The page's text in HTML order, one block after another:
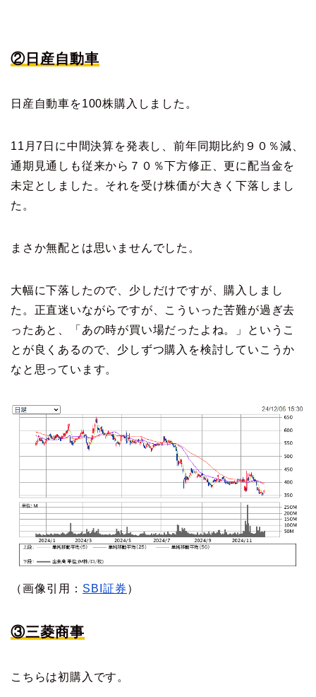
②日産自動車
日産自動車を100株購入しました。
11月7日に中間決算を発表し、前年同期比約９０％減、
通期見通しも従来から７０％下方修正、更に配当金を
未定としました。それを受け株価が大きく下落しまし
た。
まさか無配とは思いませんでした。
大幅に下落したので、少しだけですが、購入しまし
た。正直迷いながらですが、こういった苦難が過ぎ去
ったあと、「あの時が買い場だったよね。」というこ
とが良くあるので、少しずつ購入を検討していこうか
なと思っています。
（画像引用： SBI証券 ）
③三菱商事
こちらは初購入です。